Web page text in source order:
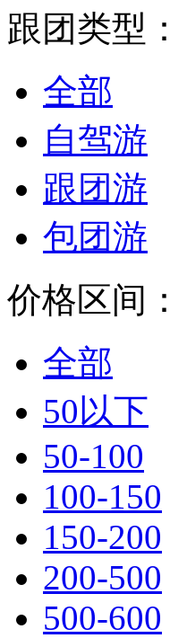
跟团类型：
全部
自驾游
跟团游
包团游
价格区间：
全部
50以下
50-100
100-150
150-200
200-500
500-600